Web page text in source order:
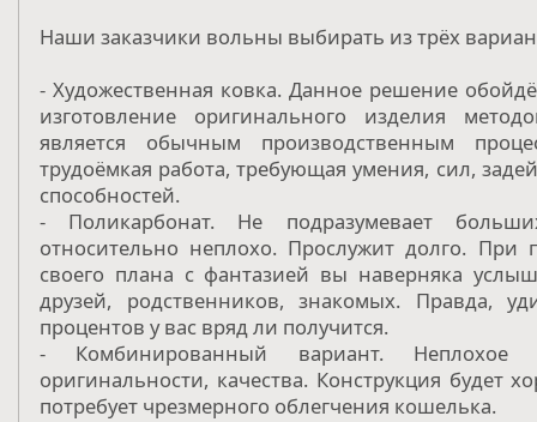
Наши заказчики вольны выбирать из трёх
- Художественная ковка. Данное решение
изготовление оригинального изделия
является обычным производственным
трудоёмкая работа, требующая умения, сил,
способностей.
- Поликарбонат. Не подразумевает
относительно неплохо. Прослужит долго. При
своего плана с фантазией вы наверняка
друзей, родственников, знакомых. Правда,
процентов у вас вряд ли получится.
- Комбинированный вариант. Неплохое
оригинальности, качества. Конструкция будет
потребует чрезмерного облегчения кошелька.